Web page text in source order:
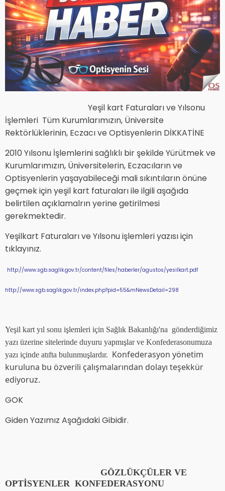
Yeşil kart Faturaları ve Yılsonu
İşlemleri Tüm Kurumlarımızın, Üniversite
Rektörlüklerinin, Eczacı ve Optisyenlerin DİKKATİNE
2010 Yılsonu İşlemlerini sağlıklı bir şekilde Yürütmek ve
Kurumlarımızın, Üniversitelerin, Eczacıların ve
Optisyenlerin yaşayabileceği mali sıkıntıların önüne
geçmek için yeşil kart faturaları ile ilgili aşağıda
belirtilen açıklamalrın yerine getirilmesi
gerekmektedir.
Yeşilkart Faturaları ve Yılsonu işlemleri yazısı için
tıklayınız.
http://www.sgb.saglik.gov.tr/content/files/haberler/agustos/yesilkart.pdf
http://www.sgb.saglik.gov.tr/index.php?pid=55&mNewsDetail=298
Yeşil kart yıl sonu işlemleri için Sağlık Bakanlığı'na gönderdiğimiz
yazı üzerine sitelerinde duyuru yapmışlar ve Konfederasonumuza
yazı içinde atıfta bulunmuşlardır. Konfederasyon yönetim
kuruluna bu özverili çalışmalarından dolayı teşekkür
ediyoruz.
GOK
Giden Yazımız Aşağıdaki Gibidir.
GÖZLÜKÇÜLER VE
OPTİSYENLER KONFEDERASYONU